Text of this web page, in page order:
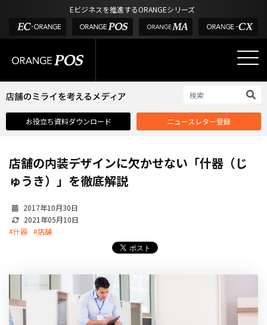
Eビジネスを推進するORANGEシリーズ
タッチパネル式カスタマーディスプレイ
インフラ環境・サポート
業界別ソリューション
酒販・ワイン
サロン
デジタル化・AI導入補助金
POS お役立ち情報
店舗のミライを考えるメディア
03-6432-0346
電話受付：平日 10:00~17:00
お役立ち資料ダウンロード ニュースレター登録
店舗の内装デザインに欠かせない「什器（じ
ゅうき）」を徹底解説
2017年10月30日
2021年05月10日
#什器 #店舗